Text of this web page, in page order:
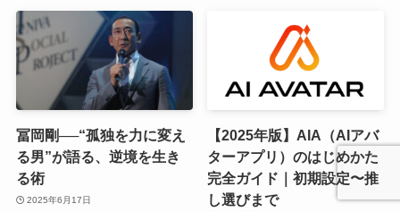
冨岡剛──“孤独を力に変え
る男”が語る、逆境を生き
る術
2025年6月17日
【2025年版】AIA（AIアバ
ターアプリ）のはじめかた
完全ガイド｜初期設定〜推
し選びまで